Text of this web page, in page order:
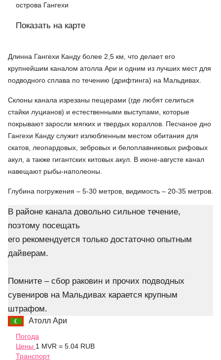
острова Гангехи
Показать на карте
Длинна Гангехи Канду более 2,5 км, что делает его
крупнейшим каналом атолла Ари и одним из лучших мест для
подводного сплава по течению (дрифтинга) на Мальдивах.
Склоны канала изрезаны пещерами (где любят селиться
стайки луцианов) и естественными выступами, которые
покрывают заросли мягких и твердых кораллов. Песчаное дно
Гангехи Канду служит излюбленным местом обитания для
скатов, леопардовых, зебровых и белоплавниковых рифовых
акул, а также гигантских китовых акул. В июне-августе канал
навещают рыбы-наполеоны.
Глубина погружения – 5-30 метров, видимость – 20-35 метров.
В районе канала довольно сильное течение,
поэтому посещать
его рекомендуется только достаточно опытным
дайверам.
Помните – сбор раковин и прочих подводных
сувениров на Мальдивах карается крупным
штрафом.
Атолл Ари
Погода
Цены 1 MVR = 5.04 RUB
Транспорт